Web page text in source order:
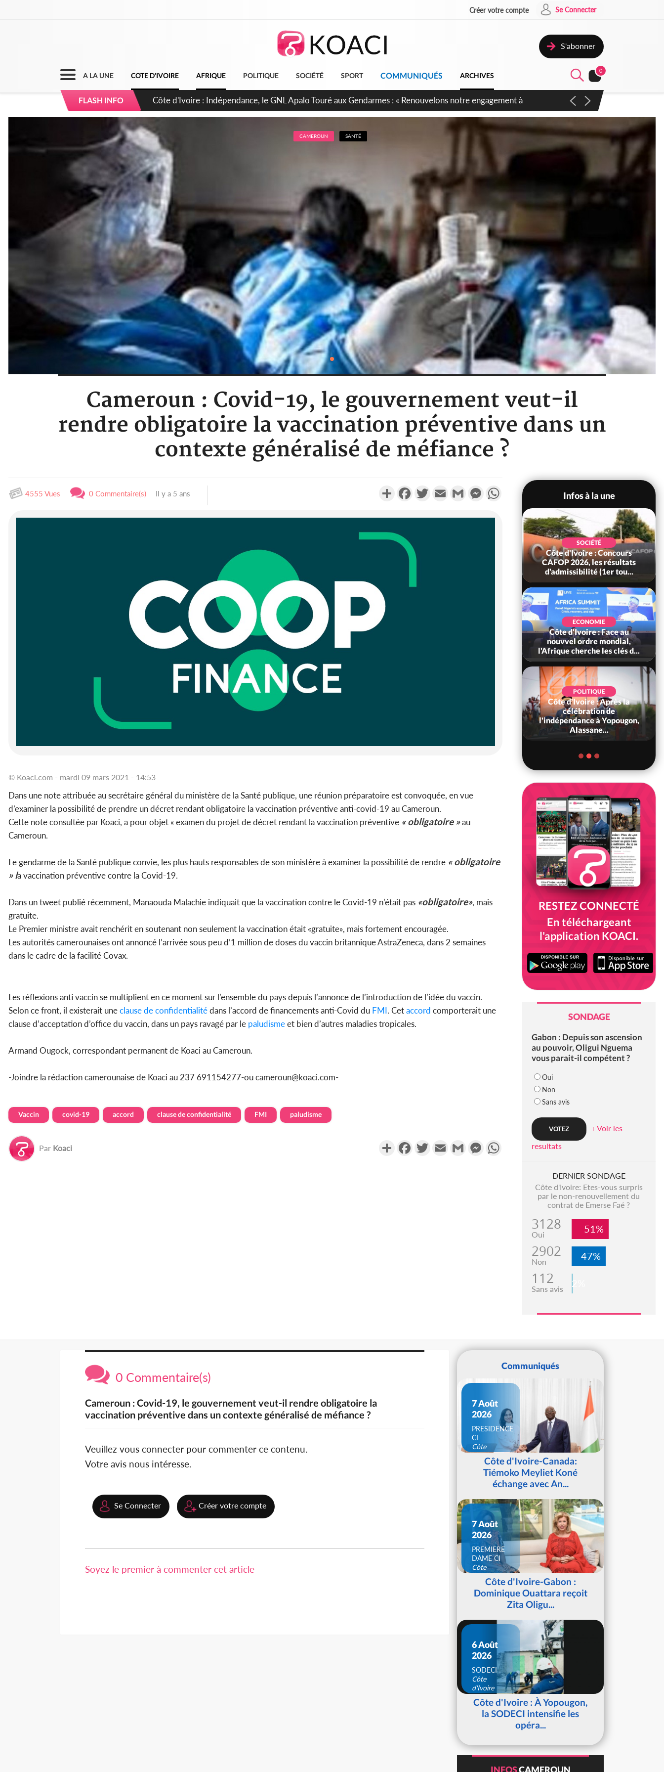
Créer votre compte Se Connecter
S'abonner
A LA UNE COTE D'IVOIRE AFRIQUE POLITIQUE SOCIÉTÉ SPORT COMMUNIQUÉS ARCHIVES
0
FLASH INFO
Sierra Leone : Un projet de réforme constitutionnelle en gestation, points clés des amendements, un exclu
d'avance
CAMEROUN SANTÉ
Cameroun : Covid-19, le gouvernement veut-il
rendre obligatoire la vaccination préventive dans un
contexte généralisé de méfiance ?
4555 Vues 0 Commentaire(s) Il y a 5 ans PartagerFacebookTwitterEmail Gmail MessengerWhatsApp
© Koaci.com - mardi 09 mars 2021 - 14:53
Dans une note attribuée au secrétaire général du ministère de la Santé publique, une réunion préparatoire est convoquée, en vue
d’examiner la possibilité de prendre un décret rendant obligatoire la vaccination préventive anti-covid-19 au Cameroun.
Cette note consultée par Koaci, a pour objet « examen du projet de décret rendant la vaccination préventive « obligatoire »au
Cameroun.
Le gendarme de la Santé publique convie, les plus hauts responsables de son ministère à examiner la possibilité de rendre « obligatoire
» la vaccination préventive contre la Covid-19.
Dans un tweet publié récemment, Manaouda Malachie indiquait que la vaccination contre le Covid-19 n’était pas «obligatoire», mais
gratuite.
Le Premier ministre avait renchérit en soutenant non seulement la vaccination était «gratuite», mais fortement encouragée.
Les autorités camerounaises ont annoncé l’arrivée sous peu d’1 million de doses du vaccin britannique AstraZeneca, dans 2 semaines
dans le cadre de la facilité Covax.
Les réflexions anti vaccin se multiplient en ce moment sur l’ensemble du pays depuis l’annonce de l’introduction de l’idée du vaccin.
Selon ce front, il existerait uneclause de confidentialitédans l’accord de financements anti-Covid du FMI. Cetaccord comporterait une
clause d’acceptation d’office du vaccin, dans un pays ravagé par le paludismeet bien d’autres maladies tropicales.
Armand Ougock, correspondant permanent de Koaci au Cameroun.
-Joindre la rédaction camerounaise de Koaci au 237 691154277-ou cameroun@koaci.com-
Vaccin covid-19 accord clause de confidentialité FMI paludisme
Par Koaci PartagerFacebookTwitterEmail Gmail MessengerWhatsApp
Infos à la une
Côte d'Ivoire : Leleblé, le
Commandant KOUAME
Djahan Norbert, Nouveau
SOCIÉTÉ
Côte d'Ivoire : Concours
CAFOP 2026, les résultats
d'admissibilité (1er tou...
ECONOMIE
Côte d'Ivoire : Face au
nouvvel ordre mondial,
l'Afrique cherche les clés d...
POLITIQUE
Côte d'Ivoire : Après la
célébration de
l'indépendance à Yopougon,
Alassane...
RESTEZ CONNECTÉ
En téléchargeant
l'application KOACI.
SONDAGE
Gabon : Depuis son ascension
au pouvoir, Oligui Nguema
vous parait-il compétent ?
Oui
Non
Sans avis
+ Voir les
resultats
DERNIER SONDAGE
Côte d'Ivoire: Etes-vous surpris
par le non-renouvellement du
contrat de Emerse Faé ?
3128
Oui 51%
2902
Non 47%
112
Sans avis 2%
0 Commentaire(s)
Cameroun : Covid-19, le gouvernement veut-il rendre obligatoire la
vaccination préventive dans un contexte généralisé de méfiance ?
Veuillez vous connecter pour commenter ce contenu.
Votre avis nous intéresse.
Se Connecter Créer votre compte
Soyez le premier à commenter cet article
Communiqués
7 Août
2026
PRESIDENCE
CI
Côte
d'IvoireCôte d'Ivoire-Canada:
Tiémoko Meyliet Koné
échange avec An...
7 Août
2026
PREMIERE
DAME CI
Côte
d'IvoireCôte d'Ivoire-Gabon :
Dominique Ouattara reçoit
Zita Oligu...
6 Août
2026
SODECI
Côte
d'Ivoire
Côte d'Ivoire : À Yopougon,
la SODECI intensifie les
opéra...
INFOSCAMEROUN